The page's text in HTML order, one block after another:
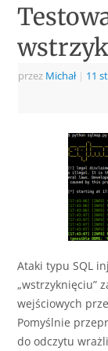
przez Michał | 11
Ataki typu SQL
„wstrzyknięciu”
wejściowych
Pomyślnie
do odczytu